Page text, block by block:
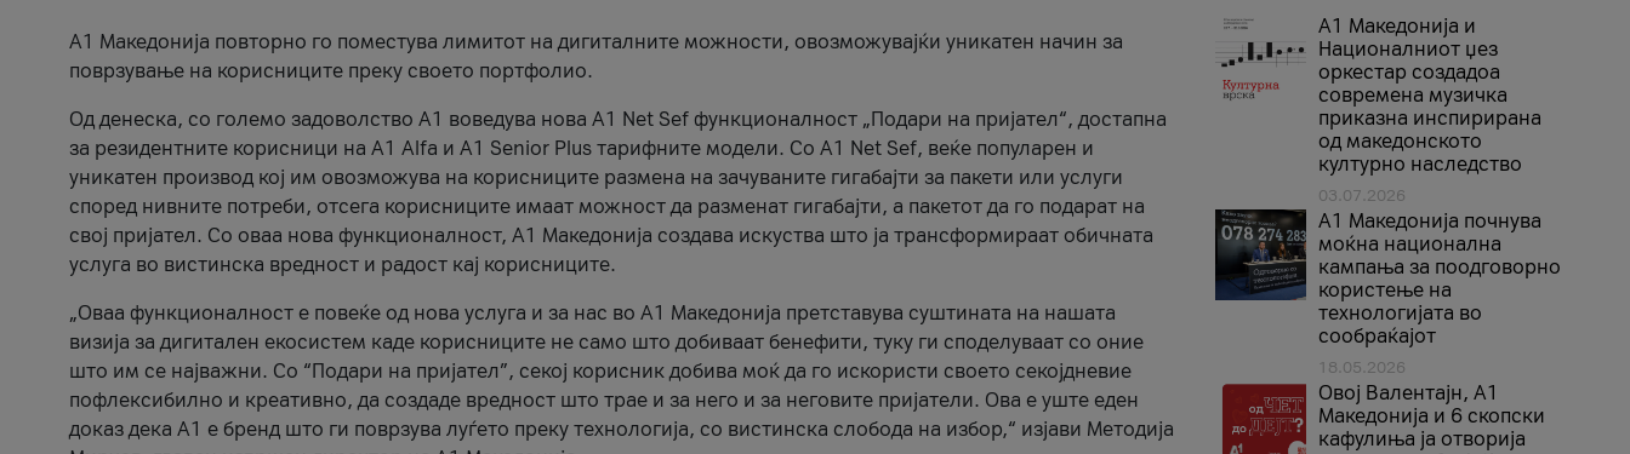
А1 Македонија повторно го поместува лимитот на дигиталните можности, овозможувајќи уникатен начин за
поврзување на корисниците преку своето портфолио.
Од денеска, со големо задоволство А1 воведува нова A1 Net Sef функционалност „Подари на пријател“, достапна
за резидентните корисници на А1 Alfa и A1 Senior Plus тарифните модели. Со A1 Net Sef, веќе популарен и
уникатен производ кој им овозможува на корисниците размена на зачуваните гигабајти за пакети или услуги
според нивните потреби, отсега корисниците имаат можност да разменат гигабајти, а пакетот да го подарат на
свој пријател. Со оваа нова функционалност, А1 Македонија создава искуства што ја трансформираат обичната
услуга во вистинска вредност и радост кај корисниците.
„Оваа функционалност е повеќе од нова услуга и за нас во А1 Македонија претставува суштината на нашата
визија за дигитален екосистем каде корисниците не само што добиваат бенефити, туку ги споделуваат со оние
што им се најважни. Со “Подари на пријател”, секој корисник добива моќ да го искористи своето секојдневие
пофлексибилно и креативно, да создаде вредност што трае и за него и за неговите пријатели. Ова е уште еден
доказ дека А1 е бренд што ги поврзува луѓето преку технологија, со вистинска слобода на избор,“ изјави Методија
А1 Македонија и
Националниот џез
оркестар создадоа
современа музичка
приказна инспирирана
од македонското
културно наследство
03.07.2026
A1 Македонија почнува
моќна национална
кампања за поодговорно
користење на
технологијата во
сообраќајот
18.05.2026
Овој Валентајн, A1
Македонија и 6 скопски
кафулиња ја отворија